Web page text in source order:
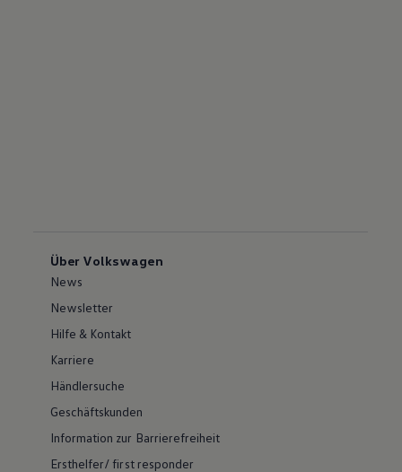
Über Volkswagen
News
Newsletter
Hilfe & Kontakt
Karriere
Händlersuche
Geschäftskunden
Information zur Barrierefreiheit
Ersthelfer/ first responder